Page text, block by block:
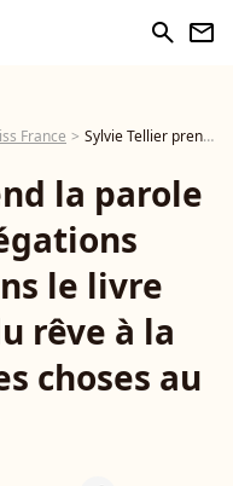
search newsletter
France Sylvie Tellier prend la parole après les allégations rapportées dans le livre "Miss France, du rêve à la réalité" et met les choses au clair
la parole
le livre
rêve à la
choses au